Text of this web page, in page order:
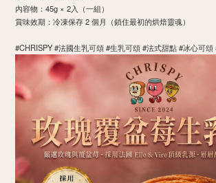
​內容物：45g × 2入（一組）
​賞味效期：冷凍保存 2 個月（鎖住最初的烘焙靈魂）
#CHRISPY #法國生乳可頌 #生乳可頌 #法式甜點 #冰心可頌